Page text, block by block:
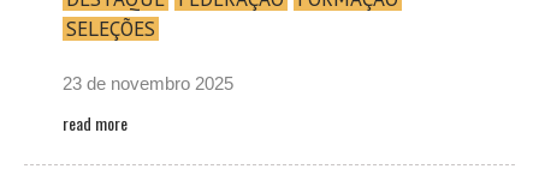
SELEÇÕES
23 de novembro 2025
read more